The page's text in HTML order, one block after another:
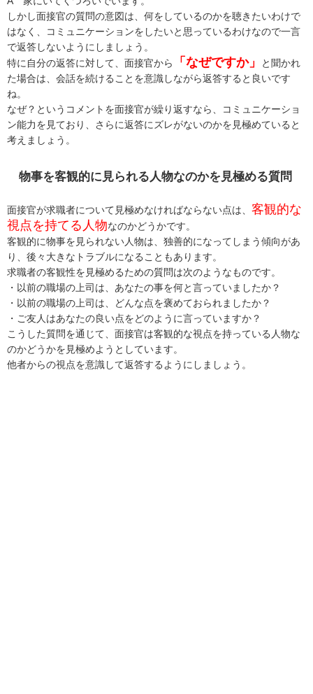
しかし面接官の質問の意図は、何をしているのかを聴きたいわけで
はなく、コミュニケーションをしたいと思っているわけなので一言
で返答しないようにしましょう。
特に自分の返答に対して、面接官から
「なぜですか」
と聞かれ
た場合は、会話を続けることを意識しながら返答すると良いです
ね。
なぜ？というコメントを面接官が繰り返すなら、コミュニケーショ
ン能力を見ており、さらに返答にズレがないのかを見極めていると
考えましょう。
物事を客観的に見られる人物なのかを見極める質問
面接官が求職者について見極めなければならない点は、 客観的な
視点を持てる人物なのかどうかです。
客観的に物事を見られない人物は、独善的になってしまう傾向があ
り、後々大きなトラブルになることもあります。
求職者の客観性を見極めるための質問は次のようなものです。
・以前の職場の上司は、あなたの事を何と言っていましたか？
・以前の職場の上司は、どんな点を褒めておられましたか？
・ご友人はあなたの良い点をどのように言っていますか？
こうした質問を通じて、面接官は客観的な視点を持っている人物な
のかどうかを見極めようとしています。
他者からの視点を意識して返答するようにしましょう。